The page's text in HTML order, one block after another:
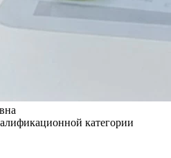
категории